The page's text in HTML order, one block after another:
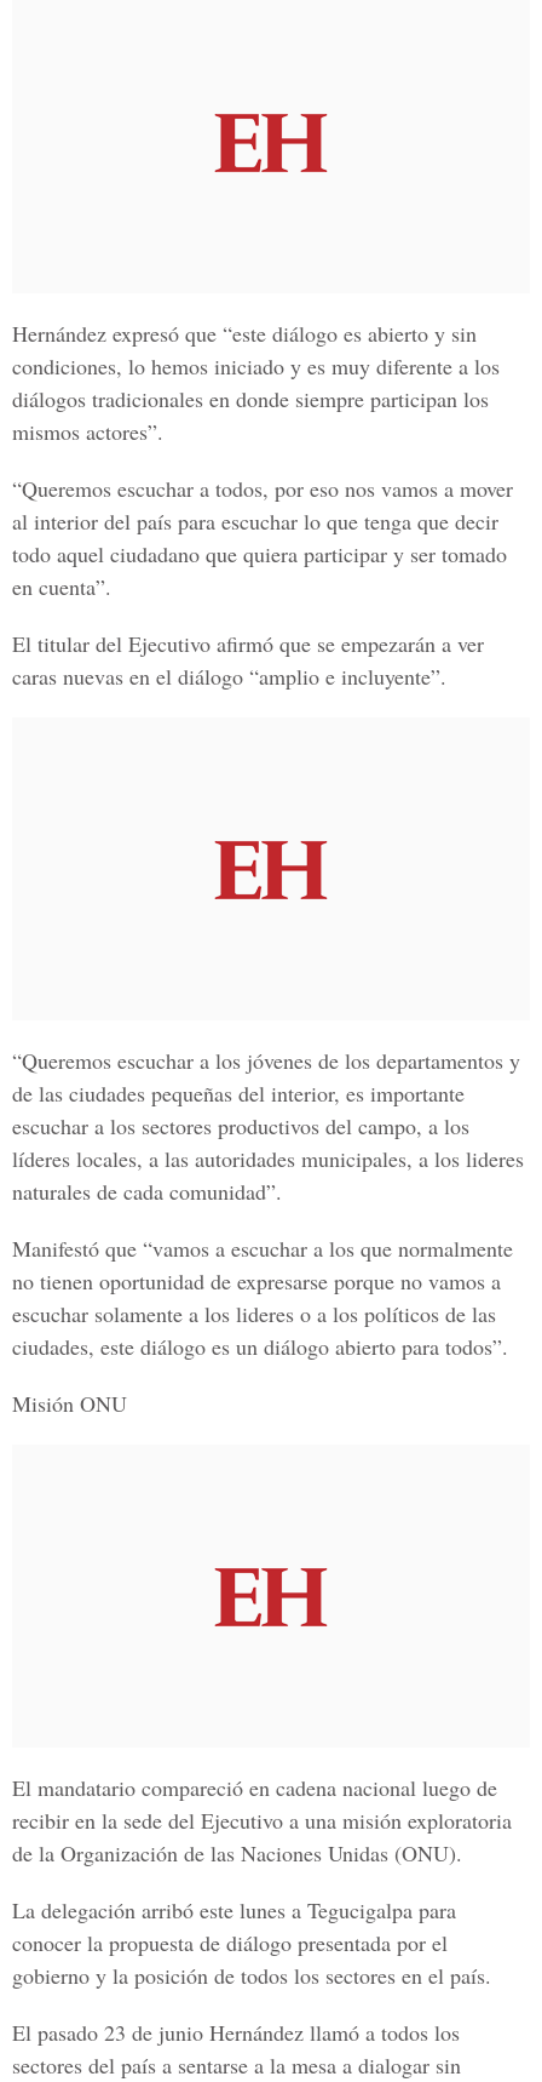
Hernández expresó que “este diálogo es abierto y sin
condiciones, lo hemos iniciado y es muy diferente a los
diálogos tradicionales en donde siempre participan los
mismos actores”.
“Queremos escuchar a todos, por eso nos vamos a mover
al interior del país para escuchar lo que tenga que decir
todo aquel ciudadano que quiera participar y ser tomado
en cuenta”.
El titular del Ejecutivo afirmó que se empezarán a ver
caras nuevas en el diálogo “amplio e incluyente”.
“Queremos escuchar a los jóvenes de los departamentos y
de las ciudades pequeñas del interior, es importante
escuchar a los sectores productivos del campo, a los
líderes locales, a las autoridades municipales, a los lideres
naturales de cada comunidad”.
Manifestó que “vamos a escuchar a los que normalmente
no tienen oportunidad de expresarse porque no vamos a
escuchar solamente a los lideres o a los políticos de las
ciudades, este diálogo es un diálogo abierto para todos”.
Misión ONU
El mandatario compareció en cadena nacional luego de
recibir en la sede del Ejecutivo a una misión exploratoria
de la Organización de las Naciones Unidas (ONU).
La delegación arribó este lunes a Tegucigalpa para
conocer la propuesta de diálogo presentada por el
gobierno y la posición de todos los sectores en el país.
El pasado 23 de junio Hernández llamó a todos los
sectores del país a sentarse a la mesa a dialogar sin